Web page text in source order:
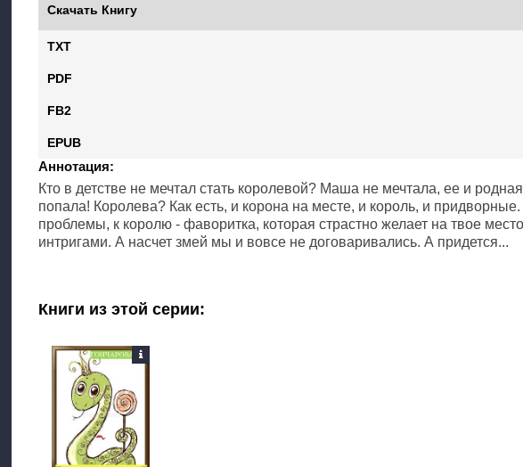
Скачать Книгу
TXT
PDF
FB2
EPUB
Аннотация:
Кто в детстве не мечтал стать королевой? Маша не мечтала, ее и
попала! Королева? Как есть, и корона на месте, и король, и
проблемы, к королю - фаворитка, которая страстно желает на твое
интригами. А насчет змей мы и вовсе не договаривались. А придется...
Книги из этой серии: